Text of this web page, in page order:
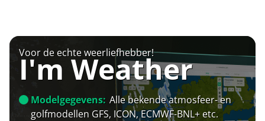
Voor de echte weerliefhebber!
I'm Weather
Modelgegevens: Alle bekende atmosfeer- en
golfmodellen GFS, ICON, ECMWF-BNL+ etc.